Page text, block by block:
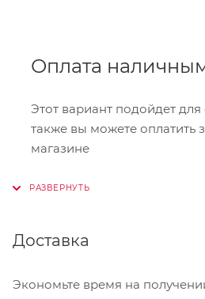
Оплата
Этот вариант подойдет
также вы можете оплатить
магазине
Онлайн-оплата
При оформлении заказа в
принимаем карты
Доставка
Экономьте время на